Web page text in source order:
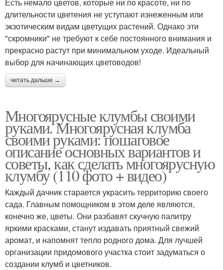
длительности цветения не уступают изнеженным или
экзотическим видам цветущих растений. Однако эти
"скромники" не требуют к себе постоянного внимания и
прекрасно растут при минимальном уходе. Идеальный
выбор для начинающих цветоводов!
читать дальше →
Многоярусные клумбы своими
руками. Многоярусная клумба
своими руками: пошаговое
описание основных вариантов и
советы, как сделать многоярусную
клумбу (110 фото + видео)
Каждый дачник старается украсить территорию своего
сада. Главным помощником в этом деле являются,
конечно же, цветы. Они разбавят скучную палитру
яркими красками, станут издавать приятный свежий
аромат, и напомнят тепло родного дома. Для лучшей
организации придомового участка стоит задуматься о
создании клумб и цветников.